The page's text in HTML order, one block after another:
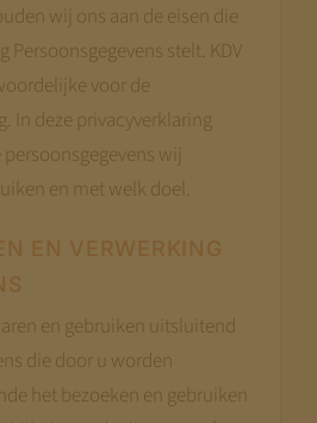
wij ons aan de eisen die
Persoonsgegevens stelt. KDV
voor de
In deze privacyverklaring
wij
en met welk doel.
EN VERWERKING
en gebruiken uitsluitend
die door u worden
het bezoeken en gebruiken